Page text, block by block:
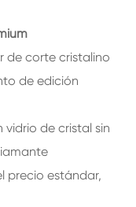
de corte cristalino
de edición
vidrio de cristal sin
precio estándar,